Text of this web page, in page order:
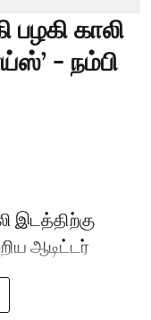
பழகி காலி
- நம்பி
இடத்திற்கு
ஆடிட்டர்